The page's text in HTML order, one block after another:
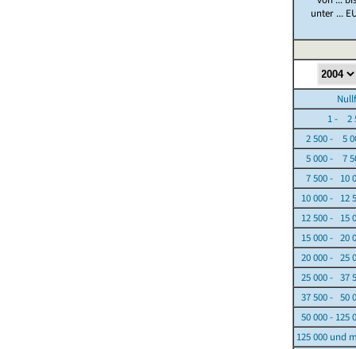
unter ...
1 - 2
2 500 - 5
5 000 - 7
7 500 - 10
10 000 - 12
12 500 - 15
15 000 - 20
20 000 - 25
25 000 - 37
37 500 - 50
50 000 - 125
125 000 und